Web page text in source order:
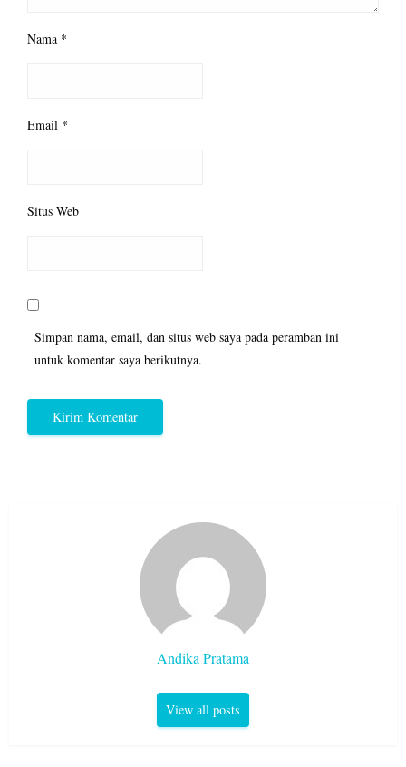
Nama *
Email *
Situs Web
Simpan nama, email, dan situs web saya pada peramban ini
untuk komentar saya berikutnya.
Andika Pratama
View all posts